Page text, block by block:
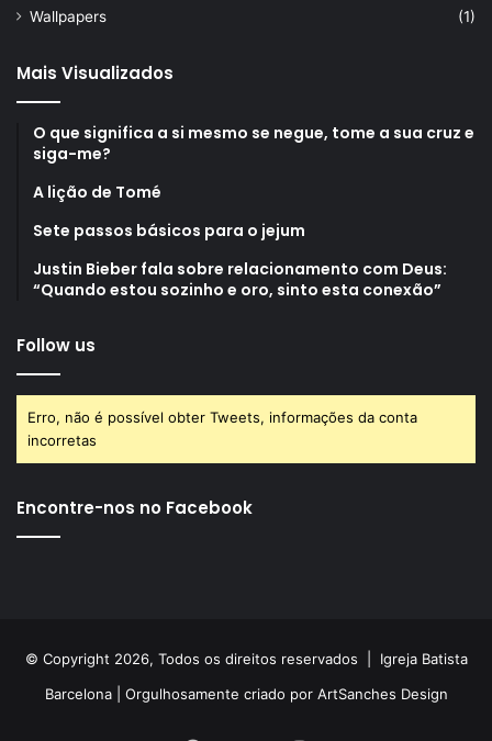
Wallpapers
(1)
Mais Visualizados
O que significa a si mesmo se negue, tome a sua cruz e
siga-me?
A lição de Tomé
Sete passos básicos para o jejum
Justin Bieber fala sobre relacionamento com Deus:
“Quando estou sozinho e oro, sinto esta conexão”
Follow us
Erro, não é possível obter Tweets, informações da conta
incorretas
Encontre-nos no Facebook
© Copyright 2026, Todos os direitos reservados | Igreja Batista
Barcelona| Orgulhosamente criado por ArtSanches Design